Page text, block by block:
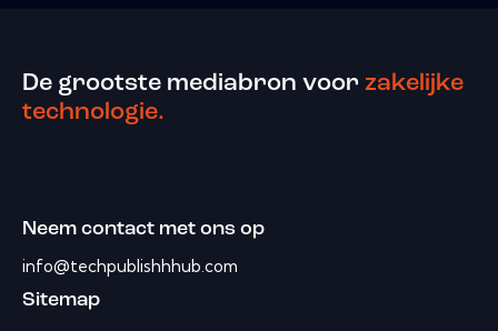
De grootste mediabron voor zakelijke
technologie.
Neem contact met ons op
info@techpublishhhub.com
Sitemap